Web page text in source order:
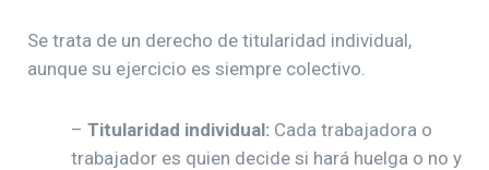
Se trata de un derecho de titularidad individual,
aunque su ejercicio es siempre colectivo.
– Titularidad individual: Cada trabajadora o
trabajador es quien decide si hará huelga o no y